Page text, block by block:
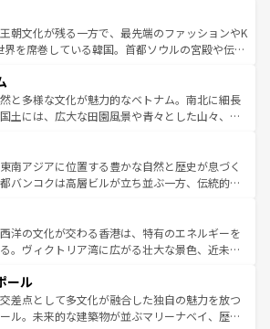
わってほしい。 なお、新着のハワイ情報
ツ一覧を参照してほしい。
ティビティも充実しており、サーフィンやダイ
イキングなど、アウトドア好きにはたまらな
トラリアの多彩な魅力を存分に味わいつくそ
しい。
つな山岳地帯である台湾東部など、都市の喧騒
けさが共存しており、訪れる人に新しい発見と
らしてくれる。また、奥深い台湾の食文化も魅
と評判のスイーツなど、バラエティ豊かな料理
が味わえる。 なお、新着の台湾情報は コンテンツ一覧を参
い。
朝文化が残る一方で、最先端のファッションやK
界を席巻している韓国。首都ソウルの宮殿や伝統
足を延ばせば四季折々の自然美を楽しむことが
して、キムチや焼肉、絶品のストリートフード
ざまな韓国料理が待っている。夜には、韓国な
まれながら、韓国の多彩な魅力を心ゆくまで味
わってみてほしい。 なお、新着の韓国情報はコンテンツ一
てほしい。
と多様な文化が魅力的なベトナム。南北に細長
土には、広大な田園風景や青々とした山々、世
と共に伝統が息づく。ハノイの古い町並みやホ
のフランス統治時代の建物も、独特の雰囲気を
いる。また、バラエティの豊かさとおいしさで
ーやバインミー、ベトナムコーヒーなどは、ぜ
わいたい。どの地域を訪れてもあたたかい人々
迎えてくれるので、きっと忘れられない旅にな
しい。
南アジアに位置する豊かな自然と歴史が息づく
バンコクは高層ビルが立ち並ぶ一方、伝統的な
差している。北部ではチェンマイなどの山岳地
触れ合い、南部ではプーケットやクラビの美し
リゾート気分を楽しむことができる。タイ料理
候は一年中温暖で、どの季節にも異なる楽しみ
る。親しみやすいタイの人々、仏教を中心とし
して多様な観光資源が、訪れる旅人を魅了し続
洋の文化が交わる香港は、特有のエネルギーを
。ヴィクトリア湾に広がる壮大な景色、近未来
訪れても感動するはず。観光スポットが密集し
率よく見どころを回れるのも魅力。息をのむよ
ら文化的な体験まで、香港を存分に楽しみ尽く
ール
差点として多文化が融合した独自の魅力を放つ
ル。未来的な建築物が並ぶマリーナベイ、歴史